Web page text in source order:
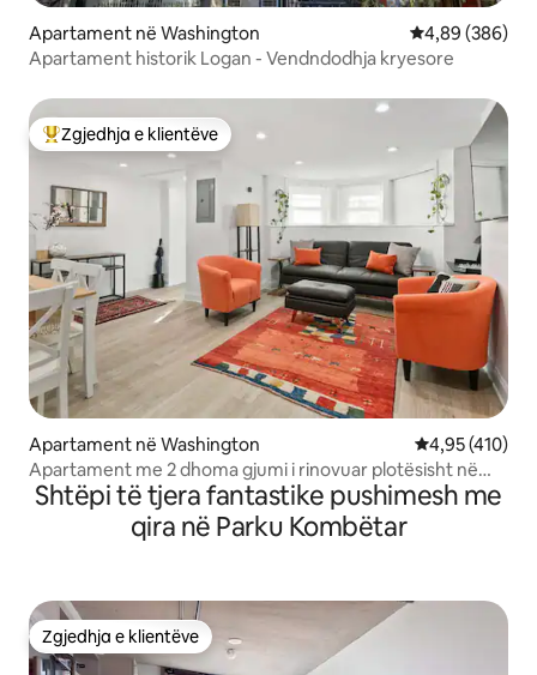
Apartament në Washington Vlerësimi
4,89 (386)
Apartament historik Logan - Vendndodhja kryesore
Më të mirat e zgjedhjeve të klientëve
Zgjedhja e klientëve
Apartament në Washington Vlerësimi
4,95 (410)
Apartament me 2 dhoma gjumi i rinovuar plotësisht në
rrethin Logan
Shtëpi të tjera fantastike pushimesh me
qira në Parku Kombëtar
Zgjedhja e klientëve
Zgjedhja e klientëve